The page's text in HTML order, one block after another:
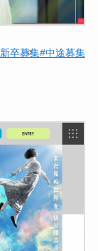
卒募集#中途募集